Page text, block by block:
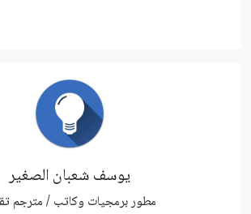
يوسف شعبان الصغير
مطور برمجيات وكاتب / مترجم